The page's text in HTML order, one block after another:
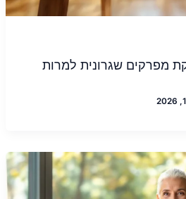
מפרקים שגרונית למרות